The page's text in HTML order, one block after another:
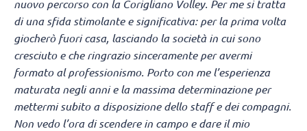
nuovo percorso con la Corigliano Volley. Per me si tratta
di una sfida stimolante e significativa: per la prima volta
giocherò fuori casa, lasciando la società in cui sono
cresciuto e che ringrazio sinceramente per avermi
formato al professionismo. Porto con me l’esperienza
maturata negli anni e la massima determinazione per
mettermi subito a disposizione dello staff e dei compagni.
Non vedo l’ora di scendere in campo e dare il mio